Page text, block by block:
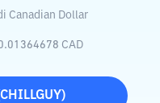
Canadian Dollar
CAD
CHILLGUY)